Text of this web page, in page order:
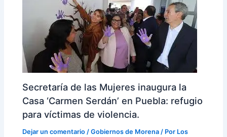
Secretaría de las Mujeres inaugura la
Casa ‘Carmen Serdán’ en Puebla: refugio
para víctimas de violencia.
Dejar un comentario /Gobiernos de Morena / Por Los